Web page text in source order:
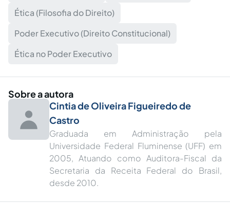
Ética (Filosofia do Direito)
Poder Executivo (Direito Constitucional)
Ética no Poder Executivo
Sobre a autora
Cintia de Oliveira Figueiredo de
Castro
Graduada em Administração pela
Universidade Federal Fluminense (UFF) em
2005, Atuando como Auditora-Fiscal da
Secretaria da Receita Federal do Brasil,
desde 2010.